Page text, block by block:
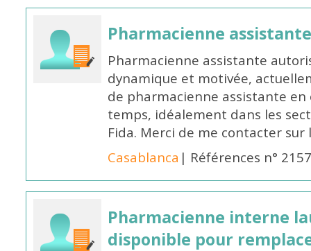
Pharmacienne
Pharmacienne assistante
dynamique et motivée,
de pharmacienne assistante en
temps, idéalement dans les
Fida. Merci de me contacter sur
Casablanca | Références n°
Pharmacienne interne
disponible pour